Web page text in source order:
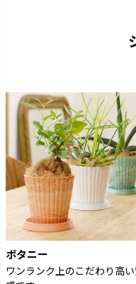
ボタニー
ワンランク上のこだわり高